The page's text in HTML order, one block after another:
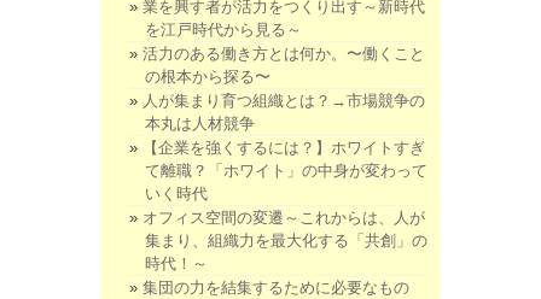
業を興す者が活力をつくり出す～新時代
を江戸時代から見る～
活力のある働き方とは何か。〜働くこと
の根本から探る〜
人が集まり育つ組織とは？→市場競争の
本丸は人材競争
【企業を強くするには？】ホワイトすぎ
て離職？「ホワイト」の中身が変わって
いく時代
オフィス空間の変遷～これからは、人が
集まり、組織力を最大化する「共創」の
時代！～
集団の力を結集するために必要なもの